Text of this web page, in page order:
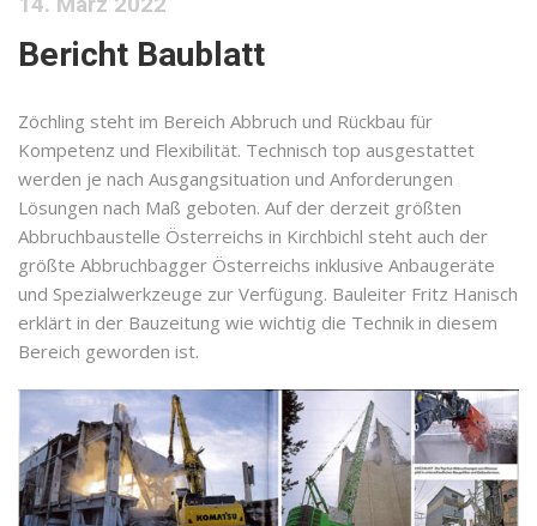
Bericht Baublatt
Zöchling steht im Bereich Abbruch und Rückbau für
Kompetenz und Flexibilität. Technisch top ausgestattet
werden je nach Ausgangsituation und Anforderungen
Lösungen nach Maß geboten. Auf der derzeit größten
Abbruchbaustelle Österreichs in Kirchbichl steht auch der
größte Abbruchbagger Österreichs inklusive Anbaugeräte
und Spezialwerkzeuge zur Verfügung. Bauleiter Fritz Hanisch
erklärt in der Bauzeitung wie wichtig die Technik in diesem
Bereich geworden ist.